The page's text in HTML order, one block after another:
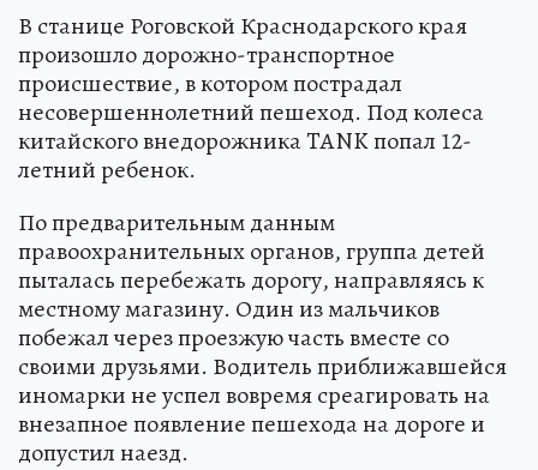
В станице Роговской Краснодарского края
произошло дорожно-транспортное
происшествие, в котором пострадал
несовершеннолетний пешеход. Под колеса
китайского внедорожника TANK попал 12-
летний ребенок.
По предварительным данным
правоохранительных органов, группа детей
пыталась перебежать дорогу, направляясь к
местному магазину. Один из мальчиков
побежал через проезжую часть вместе со
своими друзьями. Водитель приближавшейся
иномарки не успел вовремя среагировать на
внезапное появление пешехода на дороге и
допустил наезд.